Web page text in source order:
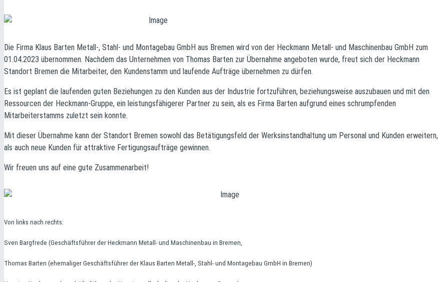
Die Firma Klaus Barten Metall-, Stahl- und Montagebau GmbH aus Bremen wird von der Heckmann Metall- und Maschinenbau GmbH zum
01.04.2023 übernommen. Nachdem das Unternehmen von Thomas Barten zur Übernahme angeboten wurde, freut sich der Heckmann
Standort Bremen die Mitarbeiter, den Kundenstamm und laufende Aufträge übernehmen zu dürfen.
Es ist geplant die laufenden guten Beziehungen zu den Kunden aus der Industrie fortzuführen, beziehungsweise auszubauen und mit den
Ressourcen der Heckmann-Gruppe, ein leistungsfähigerer Partner zu sein, als es Firma Barten aufgrund eines schrumpfenden
Mitarbeiterstamms zuletzt sein konnte.
Mit dieser Übernahme kann der Standort Bremen sowohl das Betätigungsfeld der Werksinstandhaltung um Personal und Kunden erweitern,
als auch neue Kunden für attraktive Fertigungsaufträge gewinnen.
Wir freuen uns auf eine gute Zusammenarbeit!
Von links nach rechts:
Sven Bargfrede (Geschäftsführer der Heckmann Metall- und Maschinenbau in Bremen,
Thomas Barten (ehemaliger Geschäftsführer der Klaus Barten Metall-, Stahl- und Montagebau GmbH in Bremen)